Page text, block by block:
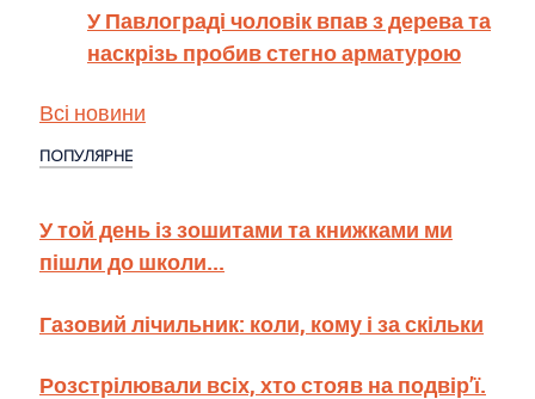
У Павлограді чоловік впав з дерева та
наскрізь пробив стегно арматурою
Всі новини
ПОПУЛЯРНЕ
У той день із зошитами та книжками ми
пішли до школи...
Газовий лічильник: коли, кому і за скільки
Розстрілювали всіх, хто стояв на подвір’ї.